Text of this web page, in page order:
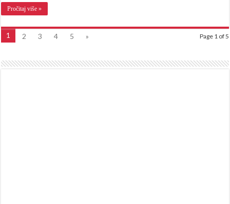
Pročitaj više »
Page 1 of 5
1 2 3 4 5 »